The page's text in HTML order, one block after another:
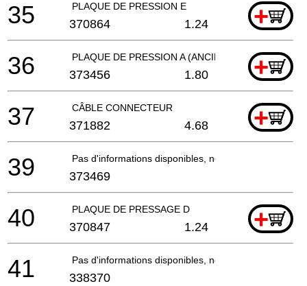
PLAQUE DE PRESSION E +
35 370864 1.24
PLAQUE DE PRESSION A (ANCIEN 370849)
+
36 373456 1.80
CÂBLE CONNECTEUR +
37 371882 4.68
Pas d'informations disponibles, non commandable
39 373469
PLAQUE DE PRESSAGE D +
40 370847 1.24
Pas d'informations disponibles, non commandable
41 338370